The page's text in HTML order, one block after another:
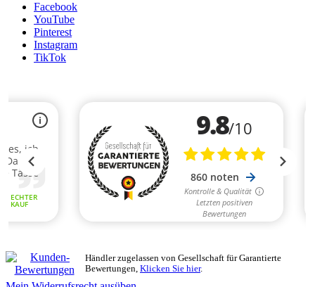
Facebook
YouTube
Pinterest
Instagram
TikTok
Händler zugelassen von Gesellschaft für Garantierte
Bewertungen, Klicken Sie hier.